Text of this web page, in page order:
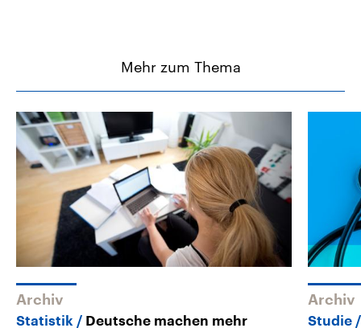
Mehr zum Thema
Archiv
Statistik
Deutsche machen mehr
Archiv
Studie